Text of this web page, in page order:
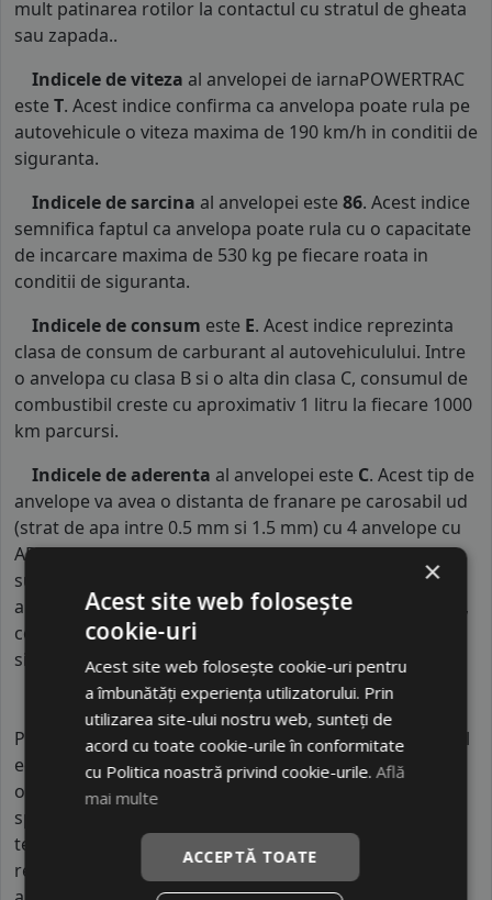
mult patinarea rotilor la contactul cu stratul de gheata
sau zapada..
Indicele de viteza al anvelopei de iarnaPOWERTRAC
este T. Acest indice confirma ca anvelopa poate rula pe
autovehicule o viteza maxima de 190 km/h in conditii de
siguranta.
Indicele de sarcina al anvelopei este 86. Acest indice
semnifica faptul ca anvelopa poate rula cu o capacitate
de incarcare maxima de 530 kg pe fiecare roata in
conditii de siguranta.
Indicele de consum este E. Acest indice reprezinta
clasa de consum de carburant al autovehiculului. Intre
o anvelopa cu clasa B si o alta din clasa C, consumul de
combustibil creste cu aproximativ 1 litru la fiecare 1000
km parcursi.
Indicele de aderenta al anvelopei este C. Acest tip de
anvelope va avea o distanta de franare pe carosabil ud
(strat de apa intre 0.5 mm si 1.5 mm) cu 4 anvelope cu
ABS ruland cu 80 km/h, mai mare decat clasele
superioare. Intre o anvelopa din clasa de franare C si
alta din clasa E este o diferenta de aproximativ 9 metri,
contribuind astfel, la o siguranta mai mare a soferului
si participantilor din trafic.
POWERTRAC este un brand de anvelope din segmentul
economic, produs în Asia în fabrici industriale mari,
orientate spre export global. Aceste fabrici sunt
specializate în producție de volum mare, folosind
tehnologii standardizate pentru a menține costurile
reduse. POWERTRAC oferă anvelope pentru
×
Acest site web folosește
cookie-uri
Acest site web folosește cookie-uri pentru
a îmbunătăți experiența utilizatorului. Prin
utilizarea site-ului nostru web, sunteți de
acord cu toate cookie-urile în conformitate
cu Politica noastră privind cookie-urile.Află
mai multe
ACCEPTĂ TOATE